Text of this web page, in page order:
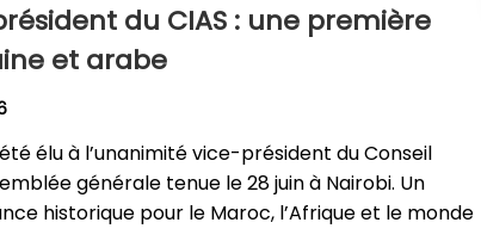
du CIAS : une première
et arabe
élu à l’unanimité vice-président du Conseil
générale tenue le 28 juin à Nairobi. Un
historique pour le Maroc, l’Afrique et le monde